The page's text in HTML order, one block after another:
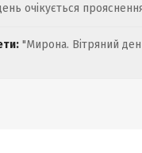
очікується
"Мирона. Вітряний